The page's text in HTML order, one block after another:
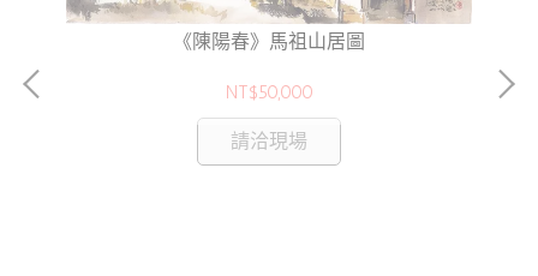
《陳陽春》馬祖山居圖
NT$50,000
請洽現場